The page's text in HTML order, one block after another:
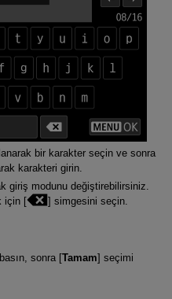
bir karakter seçin ve sonra
karakteri girin.
giriş modunu değiştirebilirsiniz.
için [
] simgesini seçin.
sonra [Tamam] seçimi